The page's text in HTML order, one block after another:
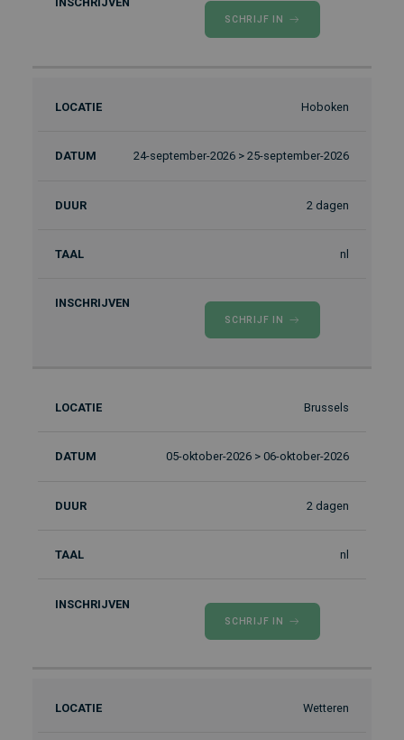
SCHRIJF IN
Hoboken
24-september-2026 > 25-september-2026
2 dagen
nl
SCHRIJF IN
Brussels
05-oktober-2026 > 06-oktober-2026
2 dagen
nl
SCHRIJF IN
Wetteren